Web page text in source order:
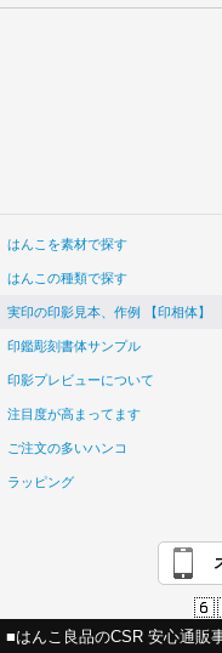
はんこを素材で探す
はんこの種類で探す
実印の印影見本、作例 【印相体】
印鑑彫刻書体サンプル
印影プレビューについて
注目度が高まってます
ご注文の多いハンコ
ラッピング
■はんこ良品のCSR 安心通販